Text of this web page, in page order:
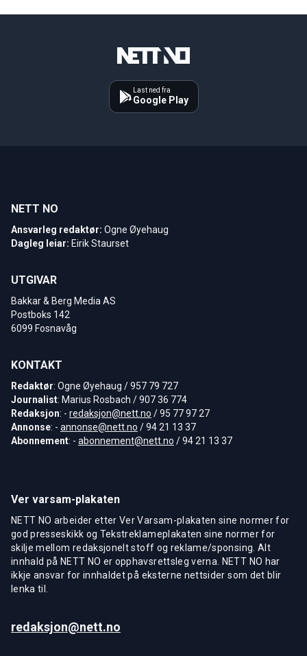
Last ned fra
Google Play
NETT NO
Ansvarleg redaktør: Ogne Øyehaug
Dagleg leiar: Eirik Staurset
UTGIVAR
Bakkar & Berg Media AS
Postboks 142
6099 Fosnavåg
KONTAKT
Redaktør: Ogne Øyehaug / 957 79 727
Journalist: Marius Rosbach / 907 36 774
Redaksjon: - redaksjon@nett.no / 95 77 97 27
Annonse: - annonse@nett.no / 94 21 13 37
Abonnement: - abonnement@nett.no / 94 21 13 37
Ver varsam-plakaten
NETT NO arbeider etter Ver Varsam-plakaten sine normer for
god presseskikk og Tekstreklameplakaten sine normer for
skilje mellom redaksjonelt stoff og reklame/sponsing. Alt
innhald på NETT NO er opphavsrettsleg verna. NETT NO har
ikkje ansvar for innhaldet på eksterne nettsider som det blir
lenka til.
redaksjon@nett.no